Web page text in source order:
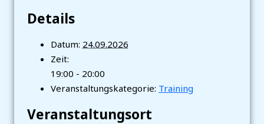
Details
Datum: 24.09.2026
Zeit:
19:00 - 20:00
Veranstaltungskategorie: Training
Veranstaltungsort